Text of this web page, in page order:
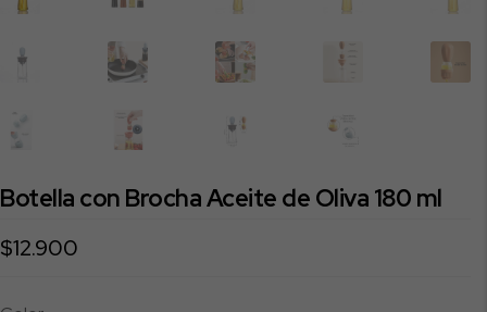
Botella con Brocha Aceite de Oliva 180 ml
$12.900